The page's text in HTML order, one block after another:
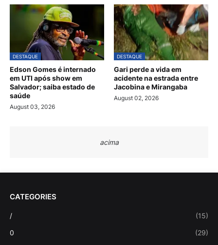
DESTAQUE
Edson Gomes é internado
em UTI após show em
Salvador; saiba estado de
saúde
August 03, 2026
DESTAQUE
Gari perde a vida em
acidente na estrada entre
Jacobina e Mirangaba
August 02, 2026
acima
CATEGORIES
/ (15)
0 (29)